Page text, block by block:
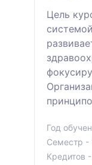
Цель
Год
Семестр -
Кредитов